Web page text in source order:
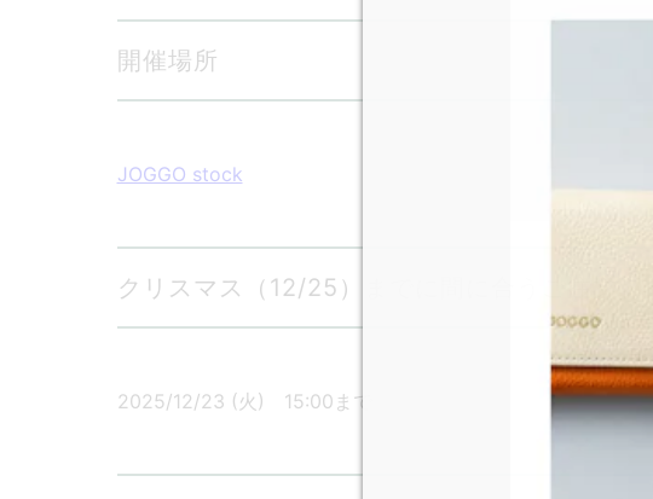
開催場所
JOGGO stock
クリスマス（12/25）までに間に合うご注文
2025/12/23 (火) 15:00まで